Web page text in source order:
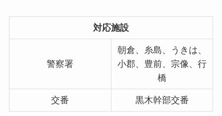
対応施設
警察署
朝倉、糸島、うきは、
小郡、豊前、宗像、行
橋
交番 黒木幹部交番